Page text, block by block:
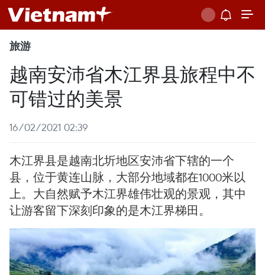
旅游
越南安沛省木江界县旅程中不
可错过的美景
16/02/2021 02:39
木江界县是越南北圻地区安沛省下辖的一个
县，位于黄连山脉，大部分地域都在1000米以
上。大自然赋予木江界雄伟壮观的景观，其中
让游客留下深刻印象的是木江界梯田。